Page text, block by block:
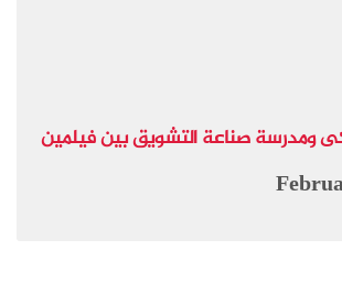
ومدرسة صناعة التشويق بين فيلمين